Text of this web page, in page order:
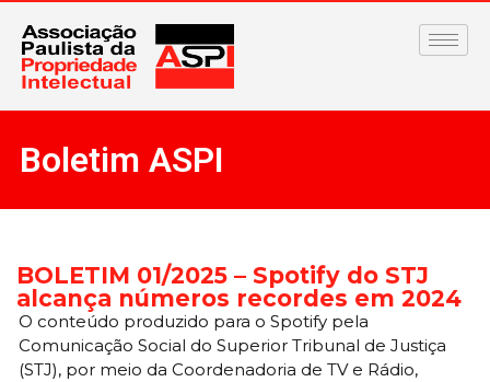
Boletim ASPI
BOLETIM 01/2025 – Spotify do STJ
alcança números recordes em 2024
O conteúdo produzido para o Spotify pela
Comunicação Social do Superior Tribunal de Justiça
(STJ), por meio da Coordenadoria de TV e Rádio,